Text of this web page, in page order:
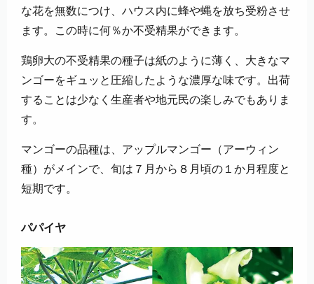
な花を無数につけ、ハウス内に蜂や蝿を放ち受粉させ
ます。この時に何％か不受精果ができます。
鶏卵大の不受精果の種子は紙のように薄く、大きなマ
ンゴーをギュッと圧縮したような濃厚な味です。出荷
することは少なく生産者や地元民の楽しみでもありま
す。
マンゴーの品種は、アップルマンゴー（アーウィン
種）がメインで、旬は７月から８月頃の１か月程度と
短期です。
パパイヤ